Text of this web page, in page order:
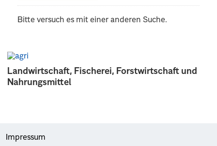
Landwirtschaft, Fischerei, Forstwirtschaft und
Nahrungsmittel
Bitte versuch es mit einer anderen Suche.
Impressum